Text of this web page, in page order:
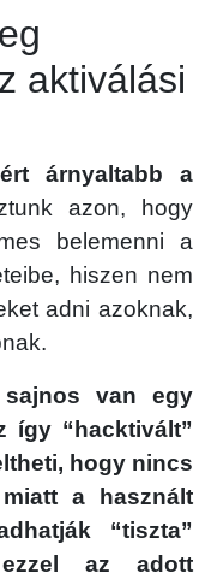
aktiválási
árnyaltabb a
azon, hogy
belemenni a
hiszen nem
adni azoknak,
sajnos van egy
így “hacktivált”
hogy nincs
a használt
“tiszta”
ezzel az adott